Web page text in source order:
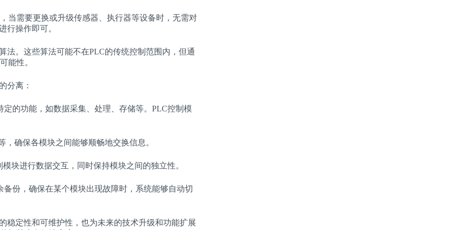
当需要更换或升级传感器、执行器等设备时，无需对
行操作即可。
法。这些算法可能不在PLC的传统控制范围内，但通
能性。
分离：
的功能，如数据采集、处理、存储等。PLC控制模
，确保各模块之间能够顺畅地交换信息。
块进行数据交互，同时保持模块之间的独立性。
份，确保在某个模块出现故障时，系统能够自动切
稳定性和可维护性，也为未来的技术升级和功能扩展